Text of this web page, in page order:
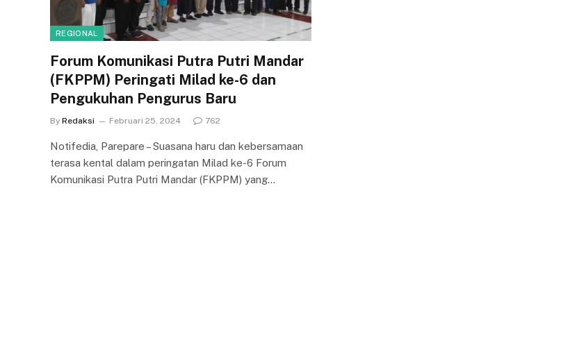
REGIONAL
Forum Komunikasi Putra Putri Mandar
(FKPPM) Peringati Milad ke-6 dan
Pengukuhan Pengurus Baru
By Redaksi Februari 25, 2024 762
Notifedia, Parepare – Suasana haru dan kebersamaan
terasa kental dalam peringatan Milad ke-6 Forum
Komunikasi Putra Putri Mandar (FKPPM) yang…